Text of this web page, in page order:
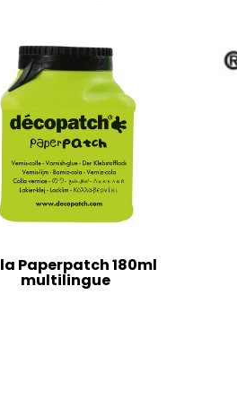
Paperpatch 180ml
multilingue